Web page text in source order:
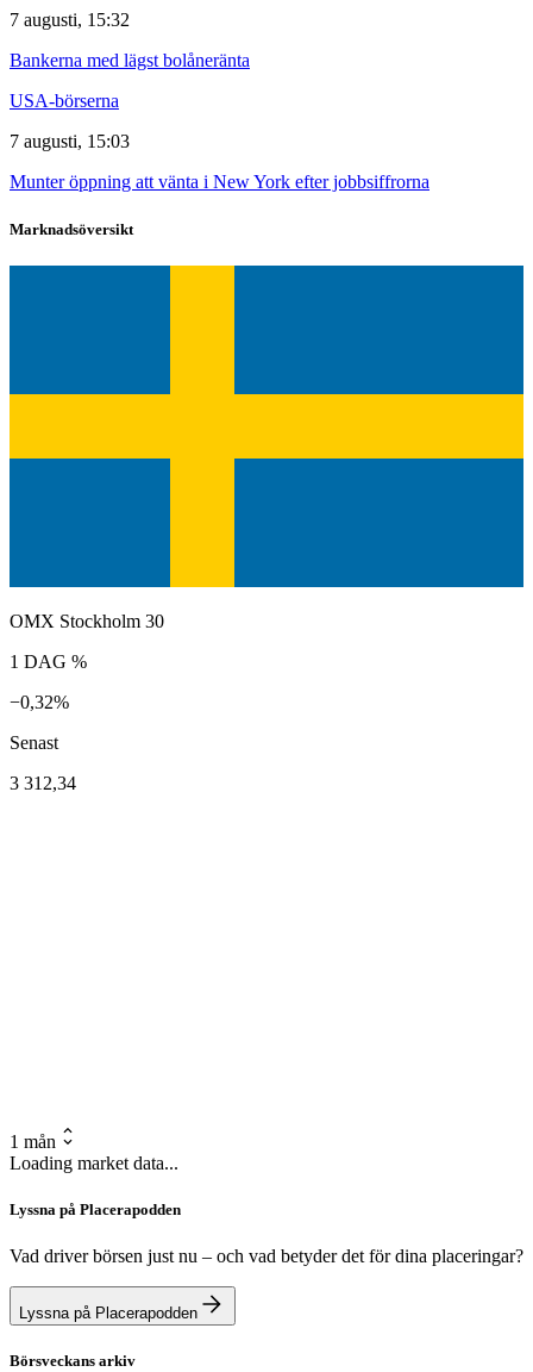
7 augusti, 15:32
Bankerna med lägst bolåneränta
USA-börserna
7 augusti, 15:03
Munter öppning att vänta i New York efter jobbsiffrorna
Marknadsöversikt
OMX Stockholm 30
1 DAG %
−0,32%
Senast
3 312,34
1 mån
Loading market data...
Lyssna på Placerapodden
Vad driver börsen just nu – och vad betyder det för dina placeringar?
Lyssna på Placerapodden
Börsveckans arkiv